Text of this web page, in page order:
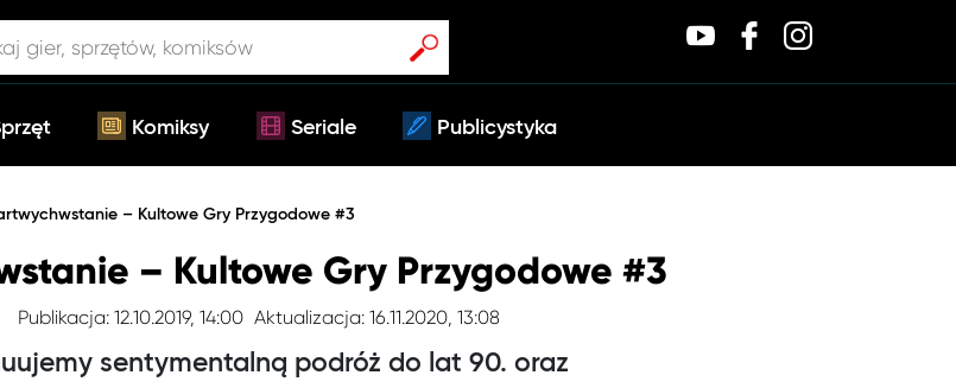
Komiksy Seriale Publicystyka
– Kultowe Gry Przygodowe #3
– Kultowe Gry Przygodowe #3
Publikacja: 12.10.2019, 14:00 Aktualizacja: 16.11.2020, 13:08
sentymentalną podróż do lat 90. oraz